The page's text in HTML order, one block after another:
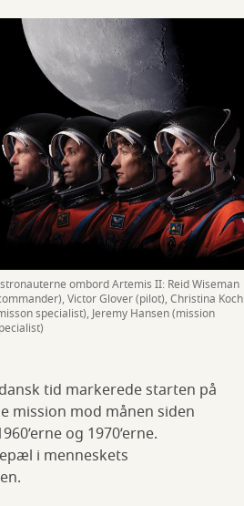
ombord Artemis II: Reid Wiseman
Victor Glover (pilot), Christina Koch
specialist), Jeremy Hansen (mission
tid markerede starten på
mission mod månen siden
og 1970’erne.
i menneskets